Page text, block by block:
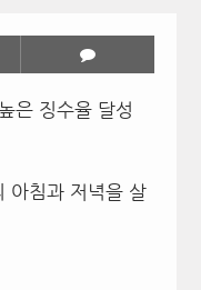
은 징수율 달성
아침과 저녁을 살